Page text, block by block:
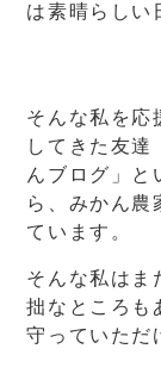
は素晴らしい
そんな私を応
してきた友達
んブログ」と
ら、みかん農
ています。
そんな私はま
拙なところも
守っていただ